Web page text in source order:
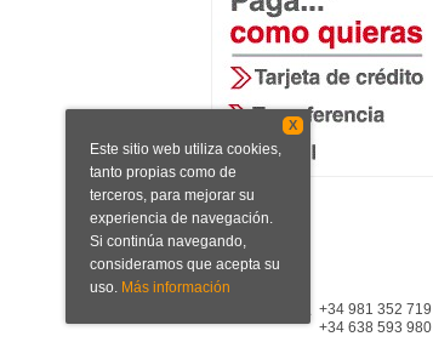
+34 981 352 719
+34 638 593 980
X
Este sitio web utiliza cookies,
tanto propias como de
terceros, para mejorar su
experiencia de navegación.
Si continúa navegando,
consideramos que acepta su
uso. Más información